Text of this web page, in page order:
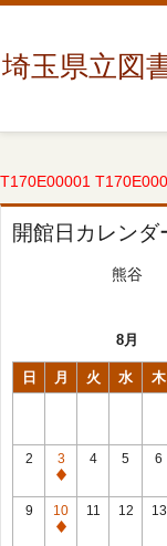
埼玉県立図
T170E00001
開館日カレンダ
熊谷
8月
日 月 火 水 木
2
3
休
館
日
4 5 6
9
10
休
11 12 13